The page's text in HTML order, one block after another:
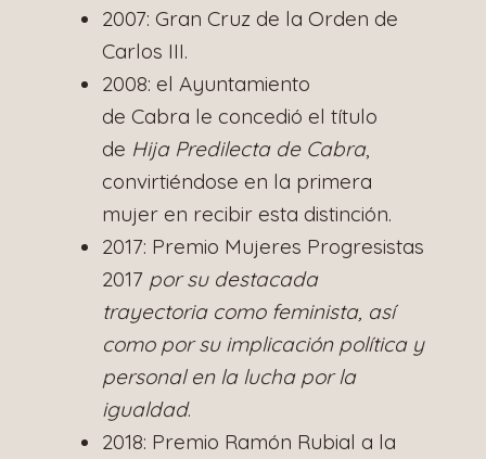
2007: Gran Cruz de la Orden de
Carlos III.​
2008: el Ayuntamiento
de Cabra le concedió el título
de Hija Predilecta de Cabra,
convirtiéndose en la primera
mujer en recibir esta distinción.​
2017: Premio Mujeres Progresistas
2017 por su destacada
trayectoria como feminista, así
como por su implicación política y
personal en la lucha por la
igualdad.​
2018: Premio Ramón Rubial a la